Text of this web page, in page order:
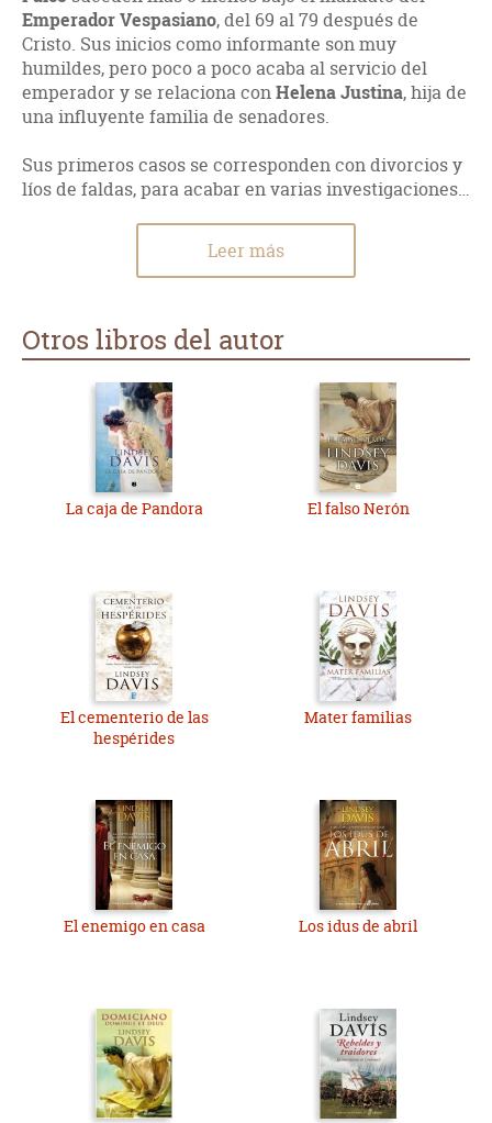
Emperador Vespasiano, del 69 al 79 después de
Cristo. Sus inicios como informante son muy
humildes, pero poco a poco acaba al servicio del
emperador y se relaciona conHelena Justina, hija de
una influyente familia de senadores.
Sus primeros casos se corresponden con divorcios y
líos de faldas, para acabar en varias investigaciones…
Leer más
Otros libros del autor
La caja de Pandora El falso Nerón
El cementerio de las
hespérides
Mater familias
El enemigo en casa Los idus de abril